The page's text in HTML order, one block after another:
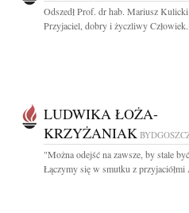
Odszedł Prof. dr hab. Mariusz
Przyjaciel, dobry i życzliwy
LUDWIKA ŁOŻA-
KRZYŻANIAK
"Można odejść na zawsze, by stale
Łączymy się w smutku z przyjaciółmi